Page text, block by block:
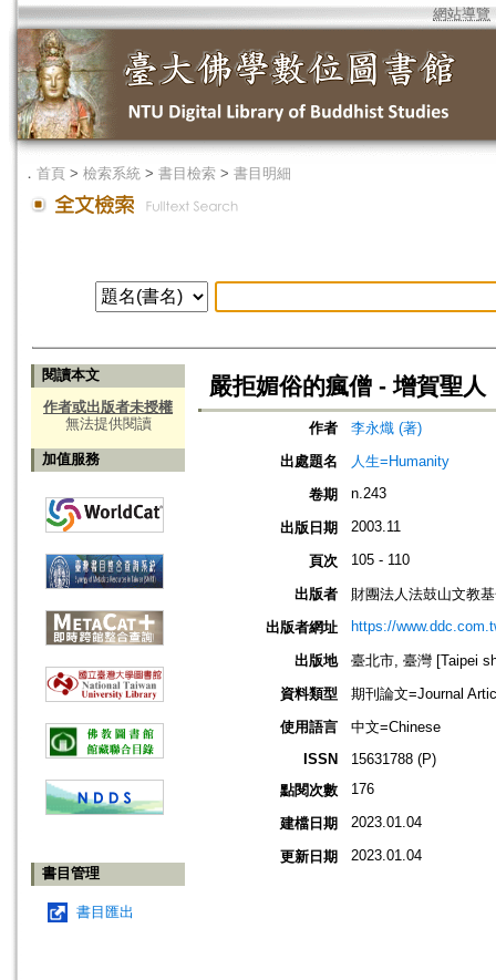
網站導覽
． 首頁 > 檢索系統 > 書目檢索 > 書目明細
閱讀本文
作者或出版者未授權
無法提供閱讀
加值服務
書目管理
書目匯出
嚴拒媚俗的瘋僧 - 增賀聖人
作者
李永熾 (著)
出處題名
人生=Humanity
卷期
n.243
出版日期 2003.11
頁次 105 - 110
出版者
財團法人法鼓山文教
出版者網址
https://
出版地
臺北市, 臺灣 [Taipei
資料類型
期刊論文=Journal
使用語言
中文=Chinese
ISSN
15631788 (P)
點閱次數
176
建檔日期 2023.01.04
更新日期 2023.01.04